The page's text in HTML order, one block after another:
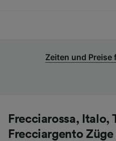
Zeiten und
Frecciarossa, Italo,
Frecciargento